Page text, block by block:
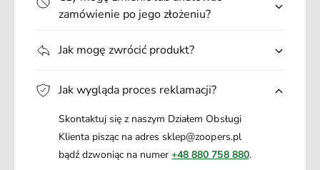
Przeznaczenie: olbrzymi pies
Producent: Amiplay
zamówienie po jego złożeniu?
Jak mogę zwrócić produkt?
Jak wygląda proces reklamacji?
Skontaktuj się z naszym Działem Obsługi
Klienta pisząc na adres sklep@zoopers.pl
bądź dzwoniąc na numer+48 880 758 880.